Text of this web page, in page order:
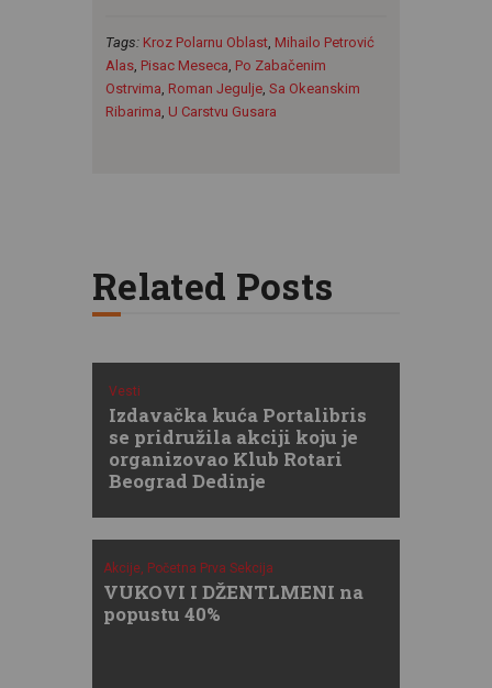
Tags: Kroz Polarnu Oblast, Mihailo Petrović
Alas, Pisac Meseca, Po Zabačenim
Ostrvima, Roman Jegulje, Sa Okeanskim
Ribarima, U Carstvu Gusara
Related Posts
Vesti
Izdavačka kuća Portalibris
se pridružila akciji koju je
organizovao Klub Rotari
Beograd Dedinje
Akcije, Početna Prva Sekcija
VUKOVI I DŽENTLMENI na
popustu 40%